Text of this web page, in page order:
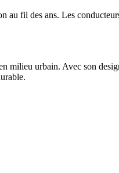
fil des ans. Les
urbain. Avec son